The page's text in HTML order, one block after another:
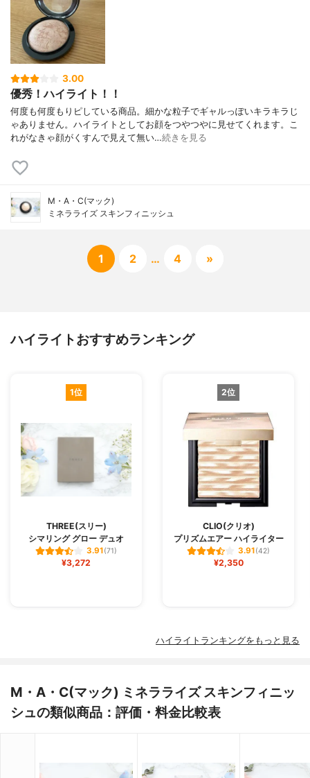
3.00
優秀！ハイライト！！
何度も何度もりピしている商品。細かな粒子でギャルっぽいキラキラじ
ゃありません。ハイライトとしてお顔をつやつやに見せてくれます。こ
れがなきゃ顔がくすんで見えて無い…続きを見る
M・A・C(マック)
ミネラライズ スキンフィニッシュ
1 2 … 4 »
ハイライトおすすめランキング
1位
THREE(スリー)
シマリング グロー デュオ
3.91(71)
¥3,272
2位
CLIO(クリオ)
プリズムエアー ハイライター
3.91(42)
¥2,350
ハイライトランキングをもっと見る
M・A・C(マック) ミネラライズ スキンフィニッ
シュの類似商品：評価・料金比較表